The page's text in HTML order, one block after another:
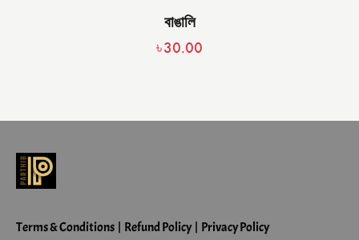
বাঙালি
৳30.00
Terms & Conditions | Refund Policy | Privacy Policy